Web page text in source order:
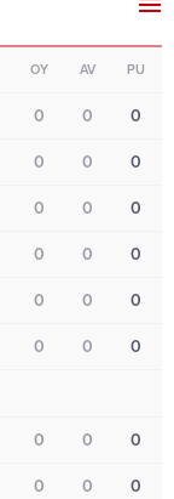
OY AV PU
0 0 0
0 0 0
0 0 0
0 0 0
0 0 0
0 0 0
0 0 0
0 0 0